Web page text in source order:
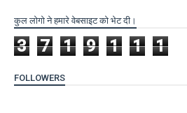
कुल लोगो ने हमारे वेबसाइट को भेट दी।
3 7 1 9 1 1 1
FOLLOWERS